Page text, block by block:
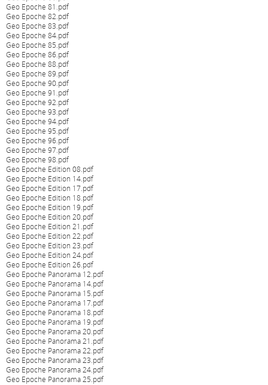
Geo Epoche 81.pdf
Geo Epoche 82.pdf
Geo Epoche 83.pdf
Geo Epoche 84.pdf
Geo Epoche 85.pdf
Geo Epoche 86.pdf
Geo Epoche 88.pdf
Geo Epoche 89.pdf
Geo Epoche 90.pdf
Geo Epoche 91.pdf
Geo Epoche 92.pdf
Geo Epoche 93.pdf
Geo Epoche 94.pdf
Geo Epoche 95.pdf
Geo Epoche 96.pdf
Geo Epoche 97.pdf
Geo Epoche 98.pdf
Geo Epoche Edition 08.pdf
Geo Epoche Edition 14.pdf
Geo Epoche Edition 17.pdf
Geo Epoche Edition 18.pdf
Geo Epoche Edition 19.pdf
Geo Epoche Edition 20.pdf
Geo Epoche Edition 21.pdf
Geo Epoche Edition 22.pdf
Geo Epoche Edition 23.pdf
Geo Epoche Edition 24.pdf
Geo Epoche Edition 26.pdf
Geo Epoche Panorama 12.pdf
Geo Epoche Panorama 14.pdf
Geo Epoche Panorama 15.pdf
Geo Epoche Panorama 17.pdf
Geo Epoche Panorama 18.pdf
Geo Epoche Panorama 19.pdf
Geo Epoche Panorama 20.pdf
Geo Epoche Panorama 21.pdf
Geo Epoche Panorama 22.pdf
Geo Epoche Panorama 23.pdf
Geo Epoche Panorama 24.pdf
Geo Epoche Panorama 25.pdf